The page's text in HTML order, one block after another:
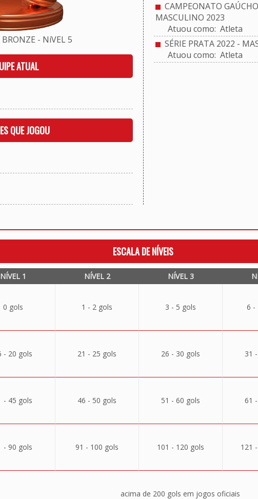
- NíVEL 5
ATUAL
QUE JOGOU
CAMPEONATO
MASCULINO 2023
Atuou como: Atleta
SÉRIE PRATA 2022 -
Atuou como: Atleta
ESCALA DE NÍVEIS
NÍVEL 1 NÍVEL 2 NÍVEL 3
0 gols 1 - 2 gols 3 - 5 gols 6 -
- 20 gols 21 - 25 gols 26 - 30 gols 31
- 45 gols 46 - 50 gols 51 - 60 gols 61
- 90 gols 91 - 100 gols 101 - 120 gols 121
acima de 200 gols em jogos oficiais